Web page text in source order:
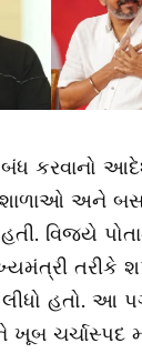
બંધ કરવાનો
શાળાઓ અને
વિજયે
તરીકે
હતો. આ
ચર્ચાસ્પદ